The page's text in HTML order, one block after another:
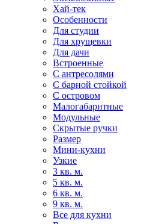
Хай-тек
Особенности
Для студии
Для хрущевки
Для дачи
Встроенные
С антресолями
С барной стойкой
С островом
Малогабаритные
Модульные
Скрытые ручки
Размер
Мини-кухни
Узкие
3 кв. м.
5 кв. м.
6 кв. м.
9 кв. м.
Все для кухни